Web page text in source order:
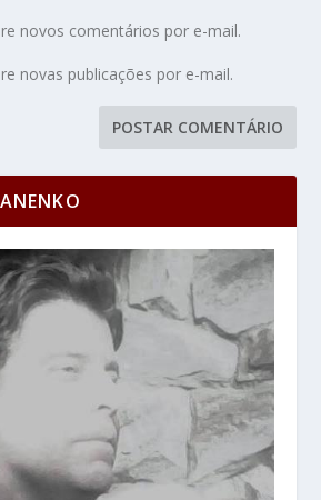
novos comentários por e-mail.
novas publicações por e-mail.